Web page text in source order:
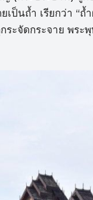
ป็นถ้ำ เรียกว่า “
ะจัดกระจาย พระ